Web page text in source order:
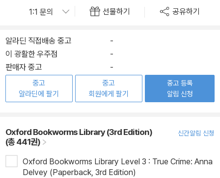
선물하기 공유하기
알라딘 직접배송 중고
-
이 광활한 우주점
-
판매자 중고
-
중고
알라딘에 팔기
중고
회원에게 팔기
중고 등록
알림 신청
Oxford Bookworms Library (3rd Edition)
(총 441권)
신간알림 신청
Oxford Bookworms Library Level 3 : True Crime: Anna
Delvey (Paperback, 3rd Edition)